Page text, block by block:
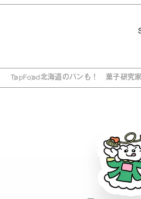
TopFood北海道のパンも！ 菓子研究